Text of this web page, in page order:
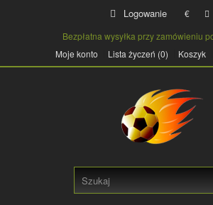
Logowanie
€
Bezpłatna wysyłka przy zamówieniu
Moje konto
Lista życzeń (0) Koszyk